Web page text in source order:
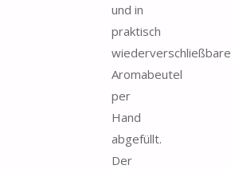
und in
praktisch
wiederverschließbare
Aromabeutel
per
Hand
abgefüllt.
Der